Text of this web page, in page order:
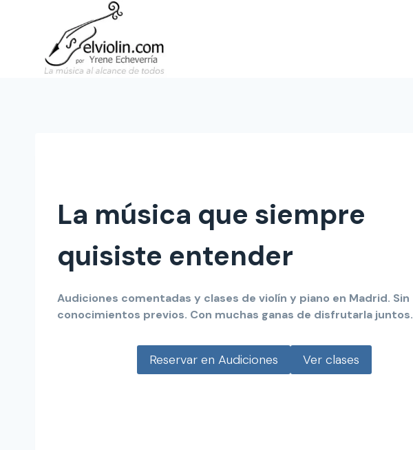
contenido
La música que siempre
quisiste entender
Audiciones comentadas y clases de violín y piano en Madrid. Sin
conocimientos previos. Con muchas ganas de disfrutarla juntos.
Reservar en Audiciones Ver clases